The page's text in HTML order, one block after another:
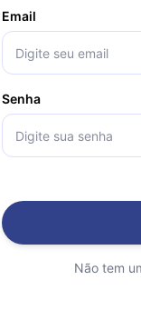
Email
Senha
Não tem